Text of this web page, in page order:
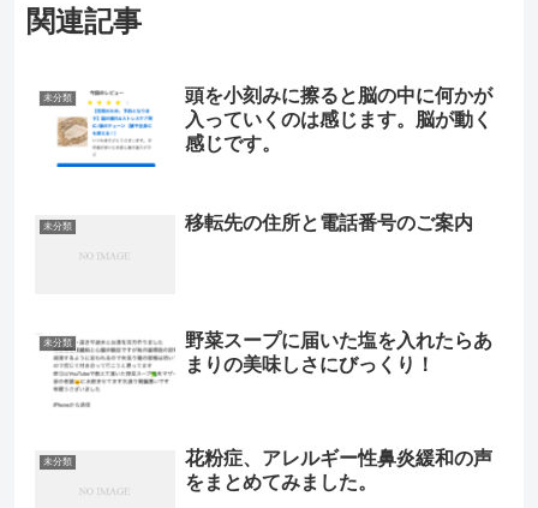
関連記事
未分類
頭を小刻みに擦ると脳の中に何かが
入っていくのは感じます。脳が動く
感じです。
未分類 移転先の住所と電話番号のご案内
未分類
野菜スープに届いた塩を入れたらあ
まりの美味しさにびっくり！
未分類
花粉症、アレルギー性鼻炎緩和の声
をまとめてみました。